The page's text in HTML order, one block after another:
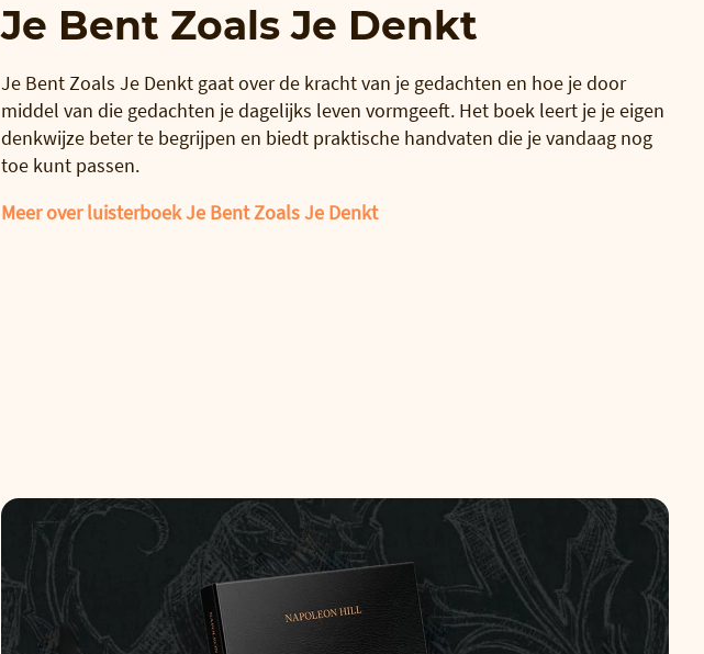
Je Bent Zoals Je Denkt
Je Bent Zoals Je Denkt gaat over de kracht van je gedachten en hoe je door
middel van die gedachten je dagelijks leven vormgeeft. Het boek leert je je eigen
denkwijze beter te begrijpen en biedt praktische handvaten die je vandaag nog
toe kunt passen.
Meer over luisterboek Je Bent Zoals Je Denkt